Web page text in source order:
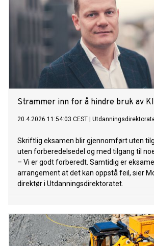
Strammer inn for å hindre bruk av
20.4.2026 11:54:03 CEST
Skriftlig eksamen blir gjennomført uten
uten forberedelsedel og med tilgang til
– Vi er godt forberedt. Samtidig er
arrangement at det kan oppstå feil, sier
direktør i Utdanningsdirektoratet.